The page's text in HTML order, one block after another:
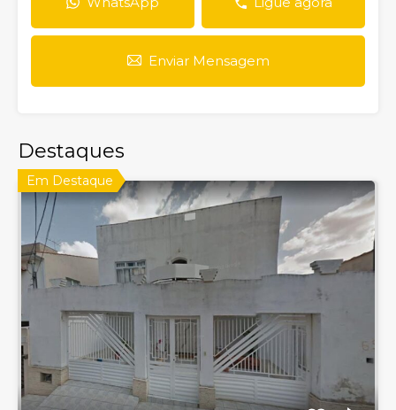
Enviar Mensagem
Destaques
Em Destaque